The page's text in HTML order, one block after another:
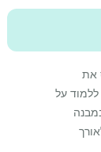
את
ללמוד על